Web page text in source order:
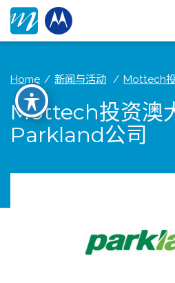
Home 新闻与活动 Mottech
Mottech投资澳
Parkland公司